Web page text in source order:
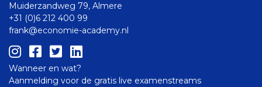
Muiderzandweg 79, Almere
+31 (0)6 212 400 99
frank@economie-academy.nl
Wanneer en wat?
Aanmelding voor de gratis live examenstreams